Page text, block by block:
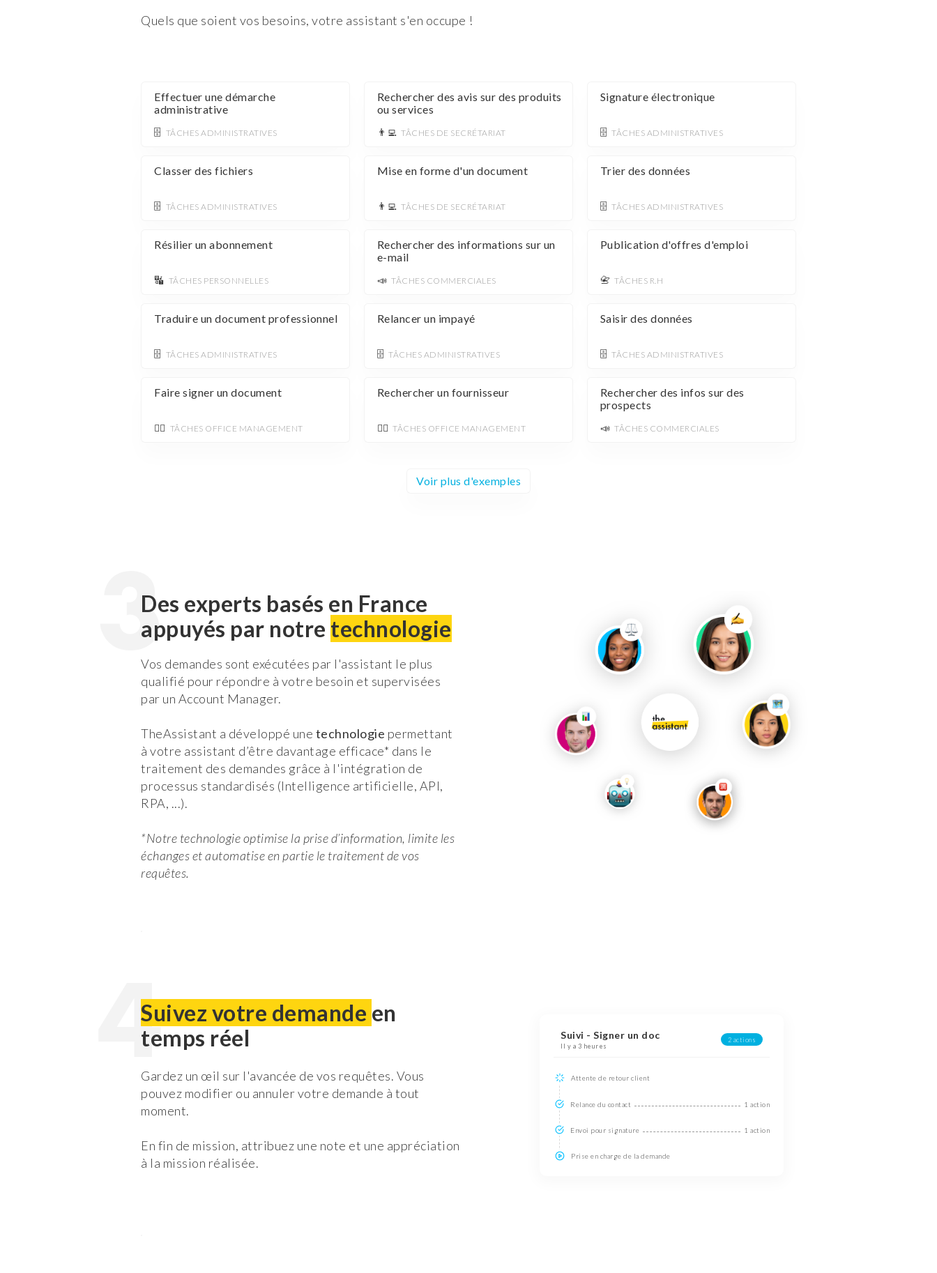
Quels que soient vos besoins, votre assistant s'en occupe !
Effectuer une démarche
administrative
🗄️ TÂCHES ADMINISTRATIVES
Rechercher des avis sur des produits
ou services
👨‍💻 TÂCHES DE SECRÉTARIAT
Signature électronique
🗄️ TÂCHES ADMINISTRATIVES
Classer des fichiers
🗄️ TÂCHES ADMINISTRATIVES
Mise en forme d'un document
👨‍💻 TÂCHES DE SECRÉTARIAT
Trier des données
🗄️ TÂCHES ADMINISTRATIVES
Résilier un abonnement
🔣 TÂCHES PERSONNELLES
Rechercher des informations sur un
e-mail
📣 TÂCHES COMMERCIALES
Publication d'offres d'emploi
📇 TÂCHES R.H
Traduire un document professionnel
🗄️ TÂCHES ADMINISTRATIVES
Relancer un impayé
🗄️ TÂCHES ADMINISTRATIVES
Saisir des données
🗄️ TÂCHES ADMINISTRATIVES
Faire signer un document
💁‍♂️ TÂCHES OFFICE MANAGEMENT
Rechercher un fournisseur
💁‍♂️ TÂCHES OFFICE MANAGEMENT
Rechercher des infos sur des
prospects
📣 TÂCHES COMMERCIALES
Voir plus d'exemples
3
Des experts basés en France
appuyés par notre technologie
Vos demandes sont exécutées par l'assistant le plus
qualifié pour répondre à votre besoin et supervisées
par un Account Manager.
TheAssistant a développé une technologie permettant
à votre assistant d’être davantage efficace* dans le
traitement des demandes grâce à l'intégration de
processus standardisés (Intelligence artificielle, API,
RPA, ...).
*Notre technologie optimise la prise d’information, limite les
échanges et automatise en partie le traitement de vos
requêtes.
4
Suivez votre demande en
temps réel
Gardez un œil sur l'avancée de vos requêtes. Vous
pouvez modifier ou annuler votre demande à tout
moment.
En fin de mission, attribuez une note et une appréciation
à la mission réalisée.
Suivi - Signer un doc
Il y a 3 heures
2 actions
Attente de retour client
Relance du contact 1 action
Envoi pour signature 1 action
Prise en charge de la demande